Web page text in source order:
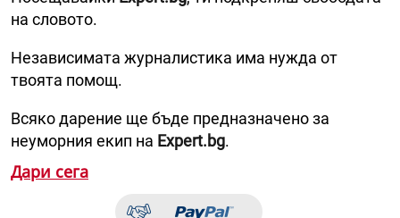
на словото.
Независимата журналистика има нужда от
твоята помощ.
Всяко дарение ще бъде предназначено за
неуморния екип на Expert.bg.
Дари сега